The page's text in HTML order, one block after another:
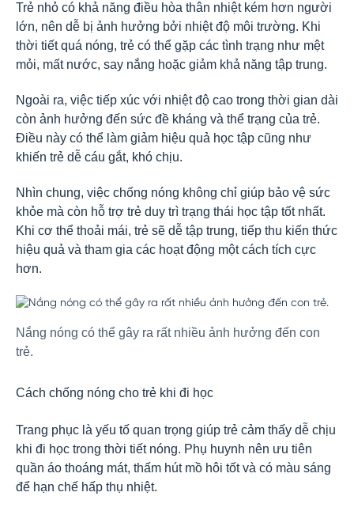
Trẻ nhỏ có khả năng điều hòa thân nhiệt kém hơn người
lớn, nên dễ bị ảnh hưởng bởi nhiệt độ môi trường. Khi
thời tiết quá nóng, trẻ có thể gặp các tình trạng như mệt
mỏi, mất nước, say nắng hoặc giảm khả năng tập trung.
Ngoài ra, việc tiếp xúc với nhiệt độ cao trong thời gian dài
còn ảnh hưởng đến sức đề kháng và thể trạng của trẻ.
Điều này có thể làm giảm hiệu quả học tập cũng như
khiến trẻ dễ cáu gắt, khó chịu.
Nhìn chung, việc chống nóng không chỉ giúp bảo vệ sức
khỏe mà còn hỗ trợ trẻ duy trì trạng thái học tập tốt nhất.
Khi cơ thể thoải mái, trẻ sẽ dễ tập trung, tiếp thu kiến thức
hiệu quả và tham gia các hoạt động một cách tích cực
hơn.
Nắng nóng có thể gây ra rất nhiều ảnh hưởng đến con
trẻ.
Cách chống nóng cho trẻ khi đi học
Trang phục là yếu tố quan trọng giúp trẻ cảm thấy dễ chịu
khi đi học trong thời tiết nóng. Phụ huynh nên ưu tiên
quần áo thoáng mát, thấm hút mồ hôi tốt và có màu sáng
để hạn chế hấp thụ nhiệt.